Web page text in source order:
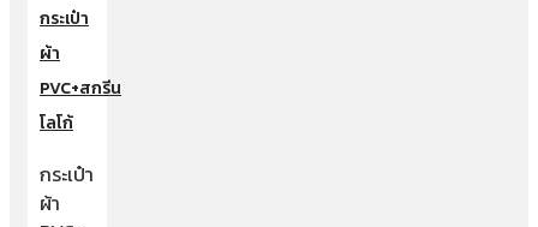
กระเป๋า
ผ้า
PVC+สกรีน
โลโก้
กระเป๋า
ผ้า